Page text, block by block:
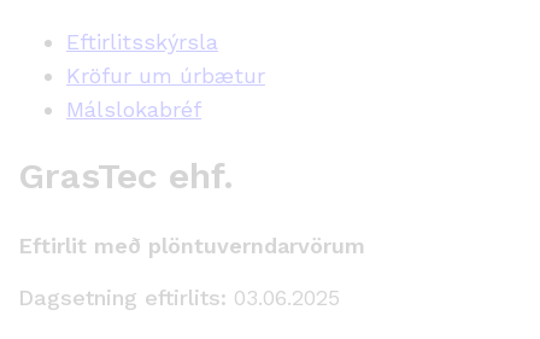
Eftirlitsskýrsla
Kröfur um úrbætur
Málslokabréf
GrasTec ehf.
Eftirlit með plöntuverndarvörum
Dagsetning eftirlits: 03.06.2025